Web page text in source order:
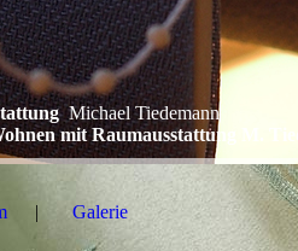
Michael Tiedemann
mit Raumausstattung M.
Galerie